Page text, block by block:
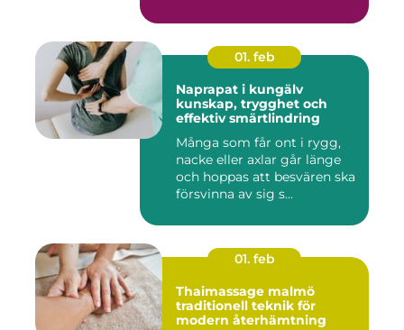
01. feb
Naprapat i kungälv
kunskap, trygghet och
effektiv smärtlindring
Många som får ont i rygg,
nacke eller axlar går länge
och hoppas att besvären ska
försvinna av sig s...
01. feb
Thaimassage malmö
traditionell teknik för
modern återhämtning